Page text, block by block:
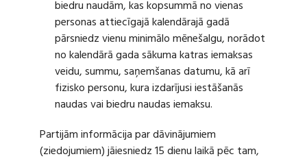
biedru naudām, kas kopsummā no vienas
personas attiecīgajā kalendārajā gadā
pārsniedz vienu minimālo mēnešalgu, norādot
no kalendārā gada sākuma katras iemaksas
veidu, summu, saņemšanas datumu, kā arī
fizisko personu, kura izdarījusi iestāšanās
naudas vai biedru naudas iemaksu.
Partijām informācija par dāvinājumiem
(ziedojumiem) jāiesniedz 15 dienu laikā pēc tam,